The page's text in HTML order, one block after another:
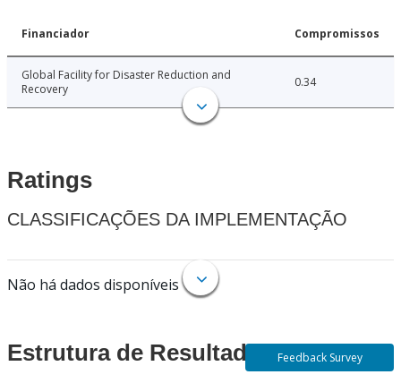
Financiador Compromissos
Global Facility for Disaster Reduction and
Recovery
0.34
Ratings
CLASSIFICAÇÕES DA IMPLEMENTAÇÃO
Não há dados disponíveis
Estrutura de Resultados Feedback Survey